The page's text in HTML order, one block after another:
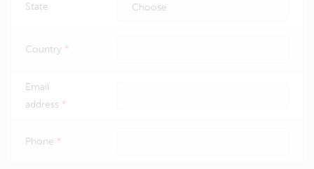
State
Country *
Email
address *
Phone *